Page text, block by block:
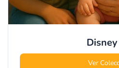
Disney
Ver